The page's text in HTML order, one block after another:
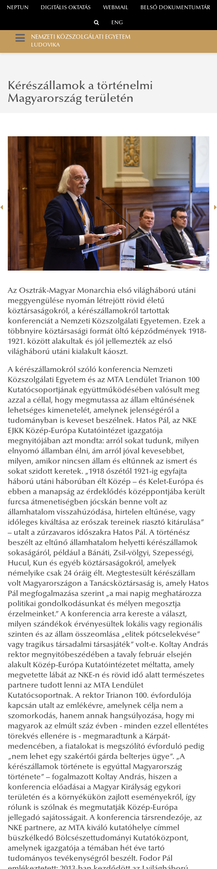
WEBMAIL
NEPTUN DIGITÁLIS OKTATÁS BELSŐ DOKUMENTUMTÁR
ENG
NEMZETI KÖZSZOLGÁLATI EGYETEM
LUDOVIKA
Kérészállamok a történelmi
Magyarország területén
Az Osztrák-Magyar Monarchia első világháború utáni
meggyengülése nyomán létrejött rövid életű
köztársaságokról, a kérészállamokról tartottak
konferenciát a Nemzeti Közszolgálati Egyetemen. Ezek a
többnyire köztársasági formát öltő képződmények 1918-
1921. között alakultak és jól jellemezték az első
világháború utáni kialakult káoszt.
A kérészállamokról szóló konferencia Nemzeti
Közszolgálati Egyetem és az MTA Lendület Trianon 100
Kutatócsoportjának együttműködésében valósult meg
azzal a céllal, hogy megmutassa az állam eltűnésének
lehetséges kimenetelét, amelynek jelenségéről a
tudományban is keveset beszélnek. Hatos Pál, az NKE
EJKK Közép-Európa Kutatóintézet igazgatója
megnyitójában azt mondta: arról sokat tudunk, milyen
elnyomó államban élni, ám arról jóval kevesebbet,
milyen, amikor nincsen állam és eltűnnek az ismert és
sokat szidott keretek. „1918 őszétől 1921-ig egyfajta
háború utáni háborúban élt Közép – és Kelet-Európa és
ebben a manapság az érdeklődés középpontjába került
furcsa átmenetiségben jócskán benne volt az
államhatalom visszahúzódása, hirtelen eltűnése, vagy
időleges kiváltása az erőszak tereinek riasztó kitárulása”
– utalt a zűrzavaros időszakra Hatos Pál. A történész
beszélt az eltűnő államhatalom helyetti kérészállamok
sokaságáról, például a Bánáti, Zsil-völgyi, Szepességi,
Hucul, Kun és egyéb köztársaságokról, amelyek
némelyike csak 24 óráig élt. Megtestesült kérészállam
volt Magyarországon a Tanácsköztársaság is, amely Hatos
Pál megfogalmazása szerint „a mai napig meghatározza
politikai gondolkodásunkat és mélyen megosztja
érzelmeinket.” A konferencia arra kereste a választ,
milyen szándékok érvényesültek lokális vagy regionális
szinten és az állam összeomlása „elitek pótcselekvése”
vagy tragikus társadalmi társasjáték” volt-e. Koltay András
rektor megnyitóbeszédében a tavaly február elsején
alakult Közép-Európa Kutatóintézetet méltatta, amely
megvetette lábát az NKE-n és rövid idő alatt természetes
partnere tudott lenni az MTA Lendület
Kutatócsoportnak. A rektor Trianon 100. évfordulója
kapcsán utalt az emlékévre, amelynek célja nem a
szomorkodás, hanem annak hangsúlyozása, hogy mi
magyarok az elmúlt száz évben - minden ezzel ellentétes
törekvés ellenére is - megmaradtunk a Kárpát-
medencében, a fiatalokat is megszólító évforduló pedig
„nem lehet egy szakértői gárda belterjes ügye”. „A
kérészállamok története is egyúttal Magyarország
története” – fogalmazott Koltay András, hiszen a
konferencia előadásai a Magyar Királyság egykori
területén és a környékükön zajlott eseményekről, így
rólunk is szólnak és megmutatják Közép-Európa
jellegadó sajátosságait. A konferencia társrendezője, az
NKE partnere, az MTA kiváló kutatóhelye címmel
büszkélkedő Bölcsészettudományi Kutatóközpont,
amelynek igazgatója a témában hét éve tartó
tudományos tevékenységről beszélt. Fodor Pál